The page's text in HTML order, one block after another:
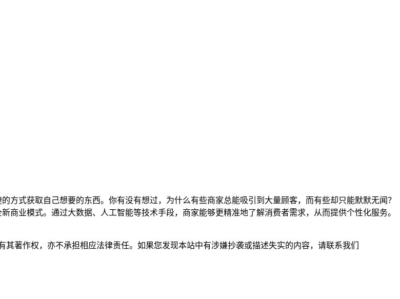
方式获取自己想要的东西。你有没有想过，为什么有些商家总能吸引到大量顾客，而有些却只能默默无闻？
业模式。通过大数据、人工智能等技术手段，商家能够更精准地了解消费者需求，从而提供个性化服务。
著作权，亦不承担相应法律责任。如果您发现本站中有涉嫌抄袭或描述失实的内容，请联系我们